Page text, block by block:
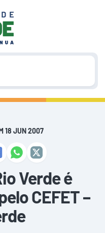
18 JUN 2007
Verde é
CEFET –